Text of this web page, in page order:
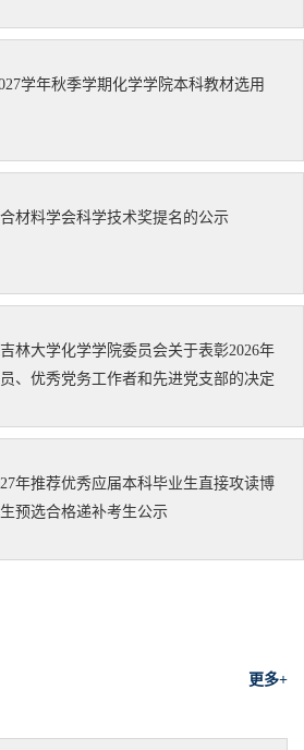
学年秋季学期化学学院本科教材选用
材料学会科学技术奖提名的公示
林大学化学学院委员会关于表彰2026年
、优秀党务工作者和先进党支部的决定
年推荐优秀应届本科毕业生直接攻读博
预选合格递补考生公示
更多+